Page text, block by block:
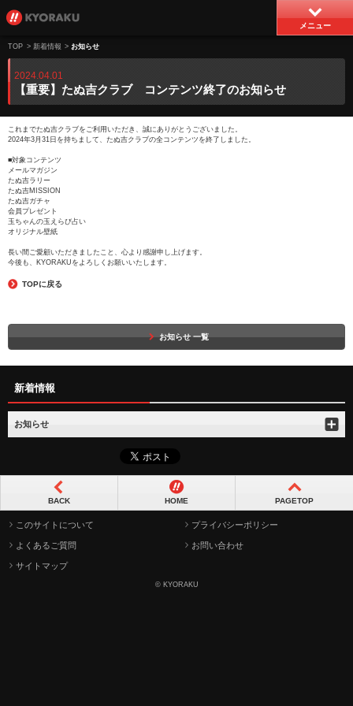
メニュー
TOP > 新着情報 > お知らせ
2024.04.01
【重要】たぬ吉クラブ コンテンツ終了のお知らせ
これまでたぬ吉クラブをご利用いただき、誠にありがとうございました。
2024年3月31日を持ちまして、たぬ吉クラブの全コンテンツを終了しました。
■対象コンテンツ
メールマガジン
たぬ吉ラリー
たぬ吉MISSION
たぬ吉ガチャ
会員プレゼント
玉ちゃんの玉えらび占い
オリジナル壁紙
長い間ご愛顧いただきましたこと、心より感謝申し上げます。
今後も、KYORAKUをよろしくお願いいたします。
TOPに戻る
お知らせ 一覧
新着情報
お知らせ
BACK HOME PAGETOP
このサイトについて プライバシーポリシー
よくあるご質問 お問い合わせ
サイトマップ
© KYORAKU